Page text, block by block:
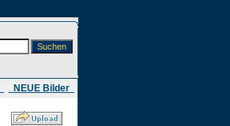
NEUE Bilder